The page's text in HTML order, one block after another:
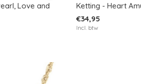
Love and
Ketting - Heart
€34,95
Incl. btw